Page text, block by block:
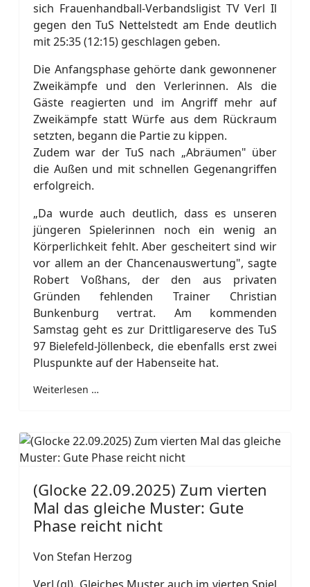
sich Frauenhandball-Verbandsligist TV Verl Il
gegen den TuS Nettelstedt am Ende deutlich
mit 25:35 (12:15) geschlagen geben.
Die Anfangsphase gehörte dank gewonnener
Zweikämpfe und den Verlerinnen. Als die
Gäste reagierten und im Angriff mehr auf
Zweikämpfe statt Würfe aus dem Rückraum
setzten, begann die Partie zu kippen.
Zudem war der TuS nach „Abräumen" über
die Außen und mit schnellen Gegenangriffen
erfolgreich.
„Da wurde auch deutlich, dass es unseren
jüngeren Spielerinnen noch ein wenig an
Körperlichkeit fehlt. Aber gescheitert sind wir
vor allem an der Chancenauswertung", sagte
Robert Voßhans, der den aus privaten
Gründen fehlenden Trainer Christian
Bunkenburg vertrat. Am kommenden
Samstag geht es zur Drittligareserve des TuS
97 Bielefeld-Jöllenbeck, die ebenfalls erst zwei
Pluspunkte auf der Habenseite hat.
Weiterlesen …
(Glocke 22.09.2025) Zum vierten
Mal das gleiche Muster: Gute
Phase reicht nicht
Von Stefan Herzog